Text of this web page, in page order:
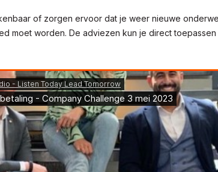
of zorgen ervoor dat je weer nieuwe
moet worden. De adviezen kun je direct